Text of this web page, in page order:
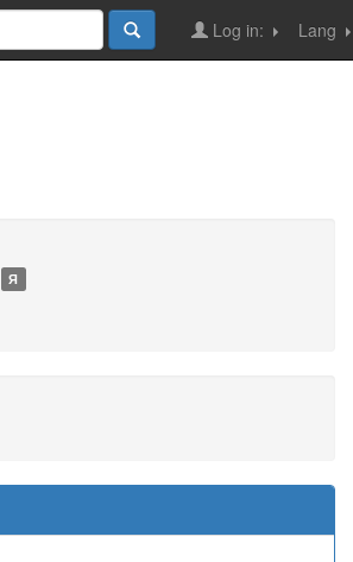
Lang
Log in:
Я